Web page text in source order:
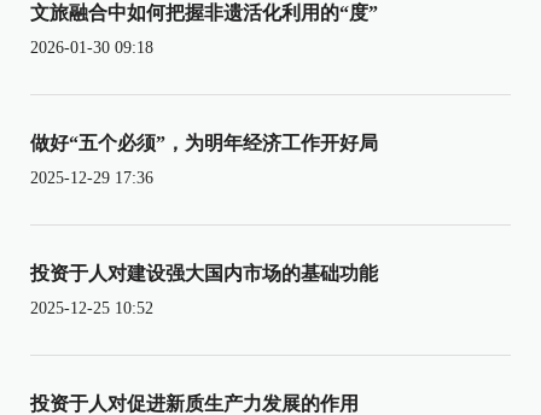
文旅融合中如何把握非遗活化利用的“度”
2026-01-30 09:18
做好“五个必须”，为明年经济工作开好局
2025-12-29 17:36
投资于人对建设强大国内市场的基础功能
2025-12-25 10:52
投资于人对促进新质生产力发展的作用